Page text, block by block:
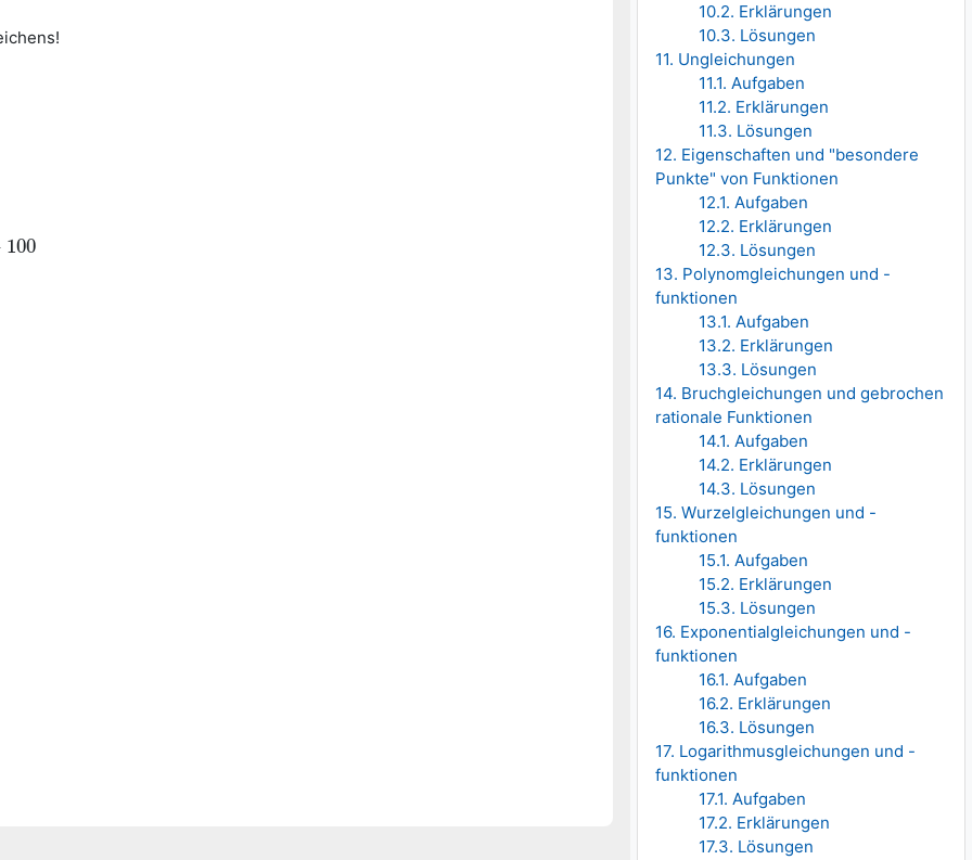
10.2. Erklärungen
10.3. Lösungen
11. Ungleichungen
11.1. Aufgaben
11.2. Erklärungen
11.3. Lösungen
12. Eigenschaften und "besondere
Punkte" von Funktionen
12.1. Aufgaben
12.2. Erklärungen
12.3. Lösungen
13. Polynomgleichungen und -
funktionen
13.1. Aufgaben
13.2. Erklärungen
13.3. Lösungen
14. Bruchgleichungen und gebrochen
rationale Funktionen
14.1. Aufgaben
14.2. Erklärungen
14.3. Lösungen
15. Wurzelgleichungen und -
funktionen
15.1. Aufgaben
15.2. Erklärungen
15.3. Lösungen
16. Exponentialgleichungen und -
funktionen
16.1. Aufgaben
16.2. Erklärungen
16.3. Lösungen
17. Logarithmusgleichungen und -
funktionen
17.1. Aufgaben
17.2. Erklärungen
17.3. Lösungen
100